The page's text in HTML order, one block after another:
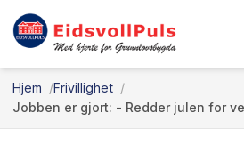
Hjem
Frivillighet
Jobben er gjort: - Redder julen for